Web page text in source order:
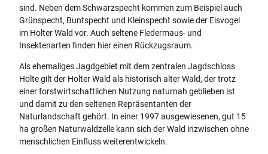
sind. Neben dem Schwarzspecht kommen zum Beispiel auch
Grünspecht, Buntspecht und Kleinspecht sowie der Eisvogel
im Holter Wald vor. Auch seltene Fledermaus- und
Insektenarten finden hier einen Rückzugsraum.
Als ehemaliges Jagdgebiet mit dem zentralen Jagdschloss
Holte gilt der Holter Wald als historisch alter Wald, der trotz
einer forstwirtschaftlichen Nutzung naturnah geblieben ist
und damit zu den seltenen Repräsentanten der
Naturlandschaft gehört. In einer 1997 ausgewiesenen, gut 15
ha großen Naturwaldzelle kann sich der Wald inzwischen ohne
menschlichen Einfluss weiterentwickeln.